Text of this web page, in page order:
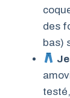
des
bas)